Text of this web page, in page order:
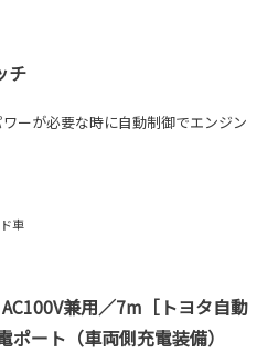
チ
ーが必要な時に自動制御でエンジン
車
兼用／7m［トヨタ自動
ート（車両側充電装備）